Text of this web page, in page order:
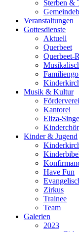
Sterben &
Veranstaltungen
Gottesdienste
Aktuell
Querbeet
Querbeet-
Musik & Kultur
Kantorei
Eliza-
Kinder & Jugend
Have Fun
Zirkus
Trainee
Team
Galerien
2023